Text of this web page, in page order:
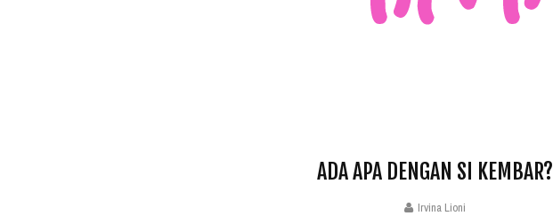
ADA APA DENGAN SI KEMBAR?
Irvina Lioni